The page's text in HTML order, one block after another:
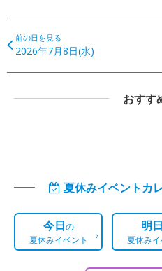
前の日を見る
2026年7月8日(水)
おすす
夏休みイベントカ
今日の
夏休みイベント
明日
夏休みイ